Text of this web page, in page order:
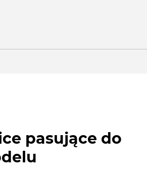
pasujące do